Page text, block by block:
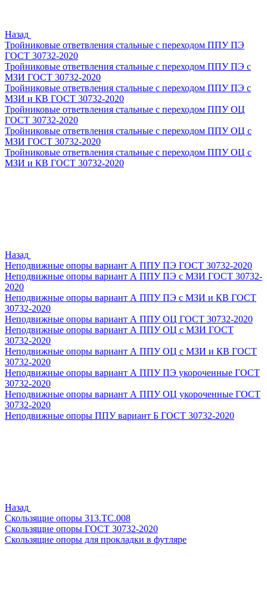
Назад
Тройниковые ответвления стальные с переходом ППУ ПЭ
ГОСТ 30732-2020
Тройниковые ответвления стальные с переходом ППУ ПЭ с
МЗИ ГОСТ 30732-2020
Тройниковые ответвления стальные с переходом ППУ ПЭ с
МЗИ и КВ ГОСТ 30732-2020
Тройниковые ответвления стальные с переходом ППУ ОЦ
ГОСТ 30732-2020
Тройниковые ответвления стальные с переходом ППУ ОЦ с
МЗИ ГОСТ 30732-2020
Тройниковые ответвления стальные с переходом ППУ ОЦ с
МЗИ и КВ ГОСТ 30732-2020
Назад
Неподвижные опоры вариант А ППУ ПЭ ГОСТ 30732-2020
Неподвижные опоры вариант А ППУ ПЭ с МЗИ ГОСТ 30732-
2020
Неподвижные опоры вариант А ППУ ПЭ с МЗИ и КВ ГОСТ
30732-2020
Неподвижные опоры вариант А ППУ ОЦ ГОСТ 30732-2020
Неподвижные опоры вариант А ППУ ОЦ с МЗИ ГОСТ
30732-2020
Неподвижные опоры вариант А ППУ ОЦ с МЗИ и КВ ГОСТ
30732-2020
Неподвижные опоры вариант А ППУ ПЭ укороченные ГОСТ
30732-2020
Неподвижные опоры вариант А ППУ ОЦ укороченные ГОСТ
30732-2020
Неподвижные опоры ППУ вариант Б ГОСТ 30732-2020
Назад
Скользящие опоры 313.ТС.008
Скользящие опоры ГОСТ 30732-2020
Скользящие опоры для прокладки в футляре